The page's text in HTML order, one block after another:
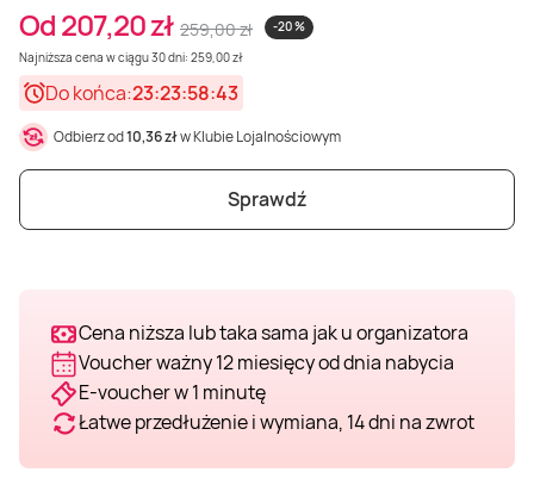
Weekend w SPA
Mazury
Masaż klasyczny
Masaż pleców
Masaż Antycellulitowy
Masaż całego ciała
Masaż czekoladą
Pojazdy specjalne
Jazda po torze
Fitness
Sporty zimowe
Kurs żeglarski
Kurs motorowodny
Od 207,20 zł 259,00 zł
-20 %
Najniższa cena w ciągu 30 dni: 259,00 zł
Do końca:23:23:58:41
Odbierz od10,36 złw Klubie Lojalnościowym
Sprawdź
Cena niższa lub taka sama jak u organizatora
Voucher ważny 12 miesięcy od dnia nabycia
E-voucher w 1 minutę
Łatwe przedłużenie i wymiana, 14 dni na zwrot